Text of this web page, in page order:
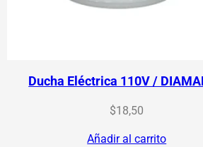
Ducha Eléctrica 110V /
$18,50
Añadir al carrito